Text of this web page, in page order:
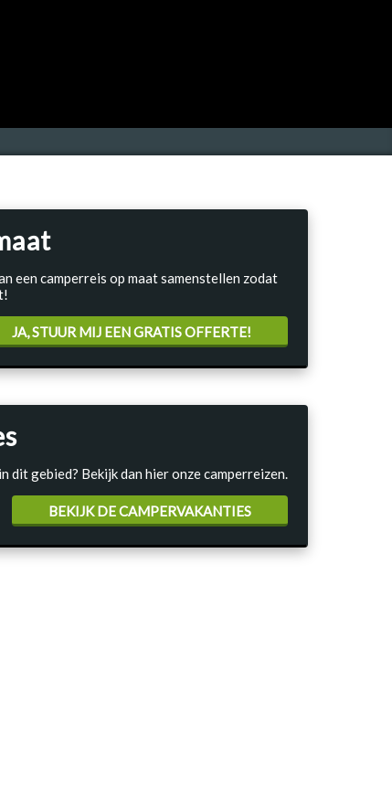
een camperreis op maat samenstellen zodat
JA, STUUR MIJ EEN GRATIS OFFERTE!
dit gebied? Bekijk dan hier onze camperreizen.
BEKIJK DE CAMPERVAKANTIES